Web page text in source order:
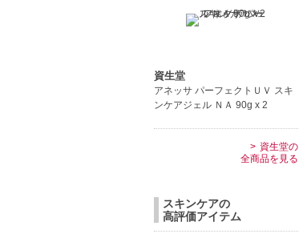
資生堂
アネッサ パーフェクトＵＶ スキ
ンケアジェル ＮＡ 90g x 2
資生堂の
全商品を見る
スキンケアの
高評価アイテム